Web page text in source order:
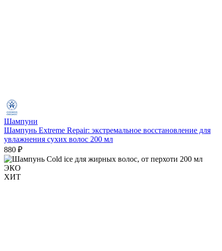
Шампуни
Шампунь Extreme Repair: экстремальное восстановление для
увлажнения сухих волос 200 мл
880 ₽
ЭКО
ХИТ